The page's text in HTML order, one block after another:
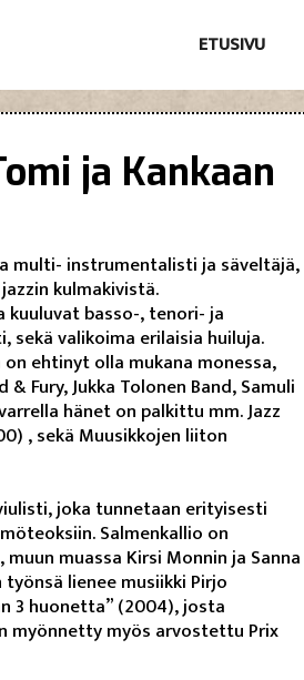
ETUSIVU
ja Kankaan
multi- instrumentalisti ja säveltäjä,
kulmakivistä.
basso-, tenori- ja
valikoima erilaisia huiluja.
ehtinyt olla mukana monessa,
Fury, Jukka Tolonen Band, Samuli
hänet on palkittu mm. Jazz
, sekä Muusikkojen liiton
joka tunnetaan erityisesti
Salmenkallio on
muassa Kirsi Monnin ja Sanna
lienee musiikki Pirjo
3 huonetta” (2004), josta
myönnetty myös arvostettu Prix